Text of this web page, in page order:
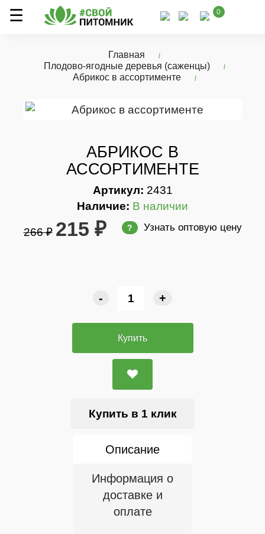
0
Главная
Плодово-ягодные деревья (саженцы)
Абрикос в ассортименте
АБРИКОС В
АССОРТИМЕНТЕ
Артикул: 2431
Наличие: В наличии
266 ₽ 215 ₽ ? Узнать оптовую цену
- +
Купить
Купить в 1 клик
Описание
Информация о
доставке и
оплате